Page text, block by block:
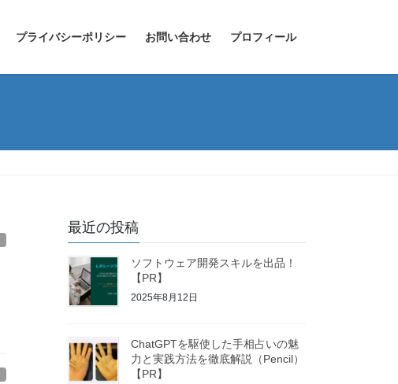
プライバシーポリシー お問い合わせ プロフィール
最近の投稿
ソフトウェア開発スキルを出品！
【PR】
2025年8月12日
ChatGPTを駆使した手相占いの魅
力と実践方法を徹底解説（Pencil）
【PR】